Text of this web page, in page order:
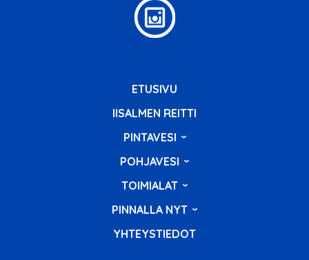
ETUSIVU
IISALMEN REITTI
PINTAVESI
POHJAVESI
TOIMIALAT
PINNALLA NYT
YHTEYSTIEDOT